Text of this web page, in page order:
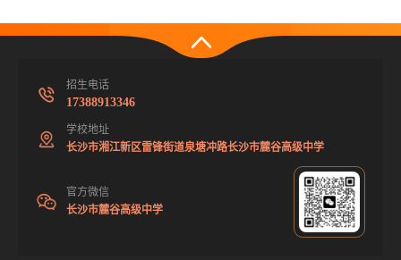
招生电话
17388913346
学校地址
长沙市湘江新区雷锋街道泉塘冲路长沙市麓谷高级中学
官方微信
长沙市麓谷高级中学